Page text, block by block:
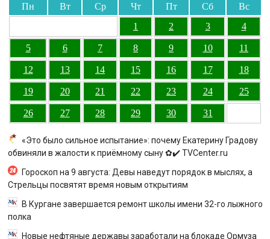
Пн Вт Ср Чт Пт Сб
Вс
1
2 3 4
5 6 7 8 9 10 11
12 13 14 15 16 17 18
19 20 21 22 23 24 25
26 27 28 29 30 31
«Это было сильное испытание»: почему Екатерину Градову
обвиняли в жалости к приёмному сыну ✿✔️ TVCenter.ru
Гороскоп на 9 августа: Девы наведут порядок в мыслях, а
Стрельцы посвятят время новым открытиям
В Кургане завершается ремонт школы имени 32-го лыжного
полка
Новые нефтяные державы заработали на блокаде Ормуза